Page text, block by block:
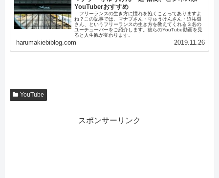
YouTuberおすすめ
フリーランスの生き方に憧れを抱くことってありますよ
ね？この記事では、マナブさん・りゅうけんさん・迫祐樹
さん、というフリーランスの生き方を教えてくれる３名の
ユーチューバーをご紹介します。彼らのYouTube動画を見
ると人生観が変わります。
harumakiebiblog.com 2019.11.26
YouTube
スポンサーリンク